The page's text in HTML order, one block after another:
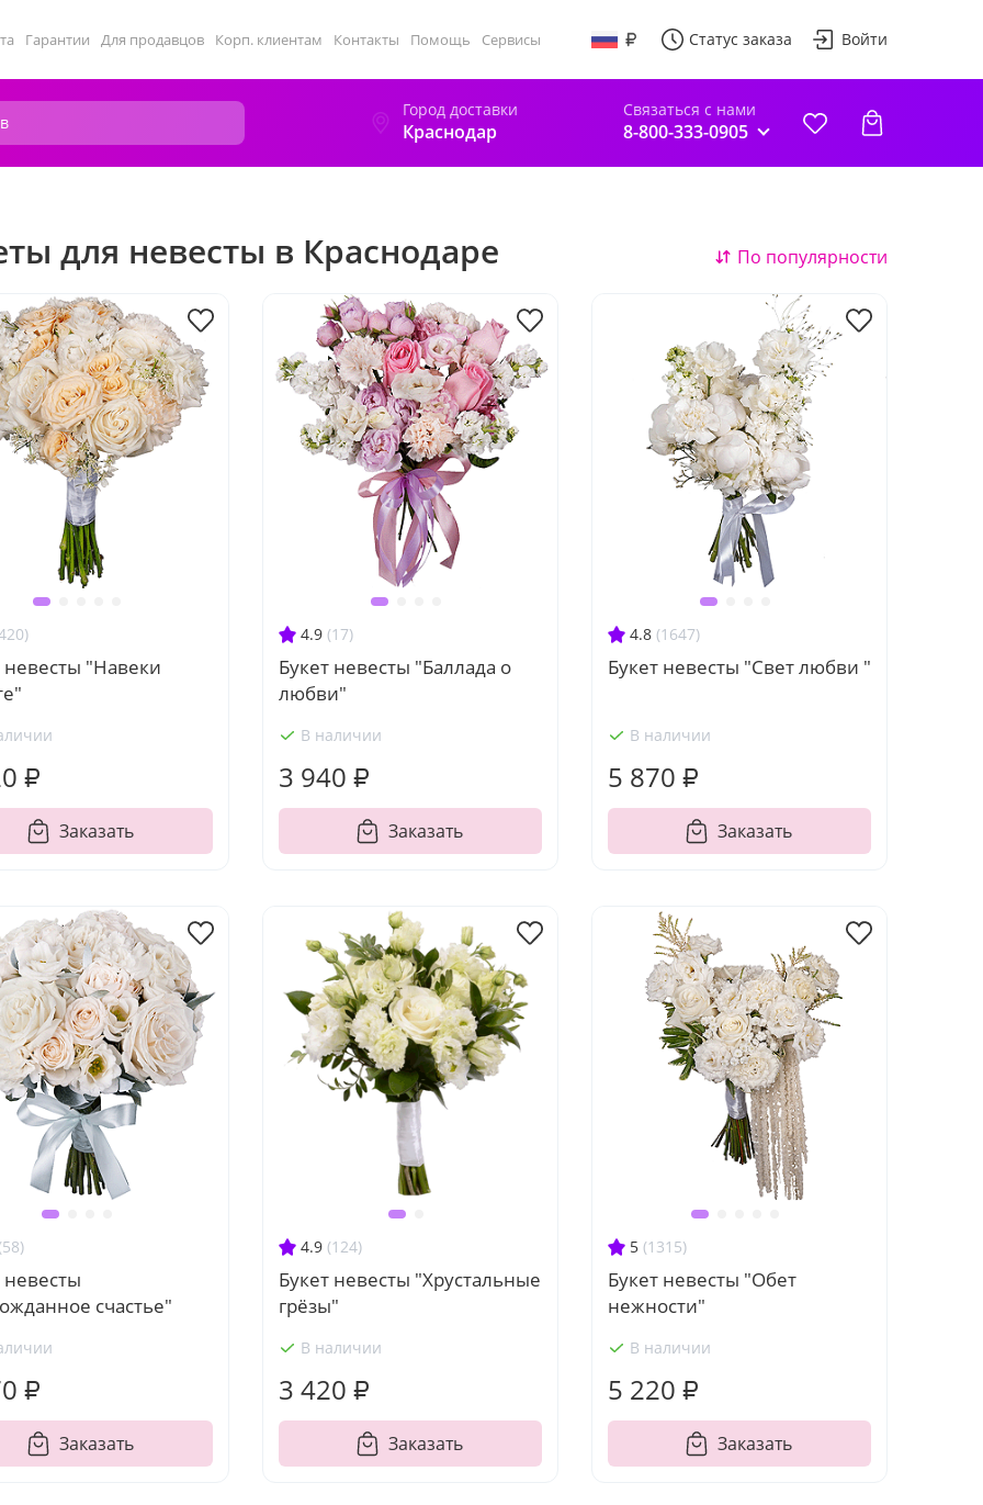
Гарантии Для продавцов Корп. клиентам Контакты Помощь Сервисы Статус заказа Войти
Город доставки
Краснодар
Связаться с нами
8-800-333-0905
для невесты в Краснодаре По популярности
невесты "Навеки
₽
Заказать
4.9 (17)
Букет невесты "Баллада о
любви"
В наличии
3 940 ₽
Заказать
4.8 (1647)
Букет невесты "Свет любви "
В наличии
5 870 ₽
Заказать
невесты
счастье"
₽
Заказать
4.9 (124)
Букет невесты "Хрустальные
грёзы"
В наличии
3 420 ₽
Заказать
5 (1315)
Букет невесты "Обет
нежности"
В наличии
5 220 ₽
Заказать